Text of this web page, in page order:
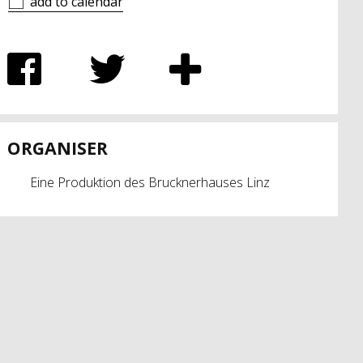
ORGANISER
Eine Produktion des Brucknerhauses Linz